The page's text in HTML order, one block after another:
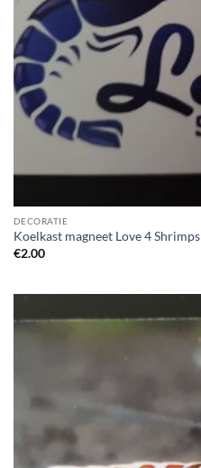
DECORATIE
Koelkast magneet Love 4 Shrimps
€2.00